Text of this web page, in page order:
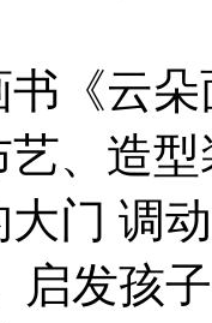
《云
、造
门 调
启发孩